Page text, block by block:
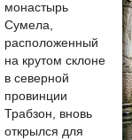
монастырь
Сумела,
расположенный
на крутом склоне
в северной
провинции
Трабзон, вновь
открылся для